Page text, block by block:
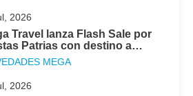
2026
Travel lanza Flash Sale por
Patrias con destino a
& Río de Janeiro
MEGA
2026